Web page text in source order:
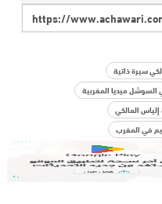
سيرة ذاتية
السوشل ميديا المغربية
المالكي
في المغرب